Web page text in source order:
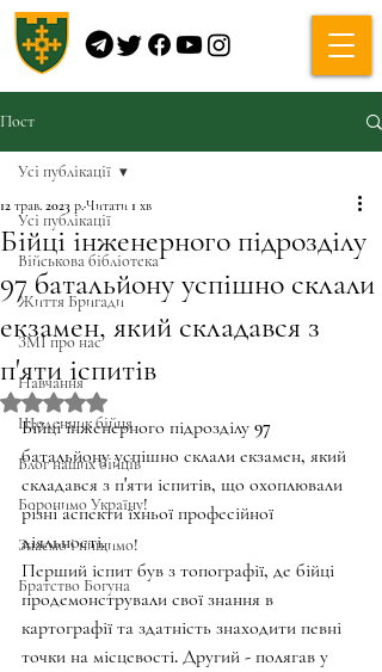
Пост
Усі публікації
Військова бібліотека
Життя Бригади
ЗМІ про нас
Навчання
Щоденник бійця
Блог наших бійців
Боронимо Україну!
Знаємо і нищимо!
Братство Богуна
Усі публікації
Бійці інженерного підрозділу
97 батальйону успішно склали
екзамен, який складався з
п'яти іспитів
12 трав. 2023 р.Читати 1 хв
Оцінка: NaN з 5 зірок.
Бійці інженерного підрозділу 97
батальйону успішно склали екзамен, який
складався з п'яти іспитів, що охоплювали
різні аспекти їхньої професійної
діяльності.
Перший іспит був з топографії, де бійці
продемонстрували свої знання в
картографії та здатність знаходити певні
точки на місцевості. Другий - полягав у